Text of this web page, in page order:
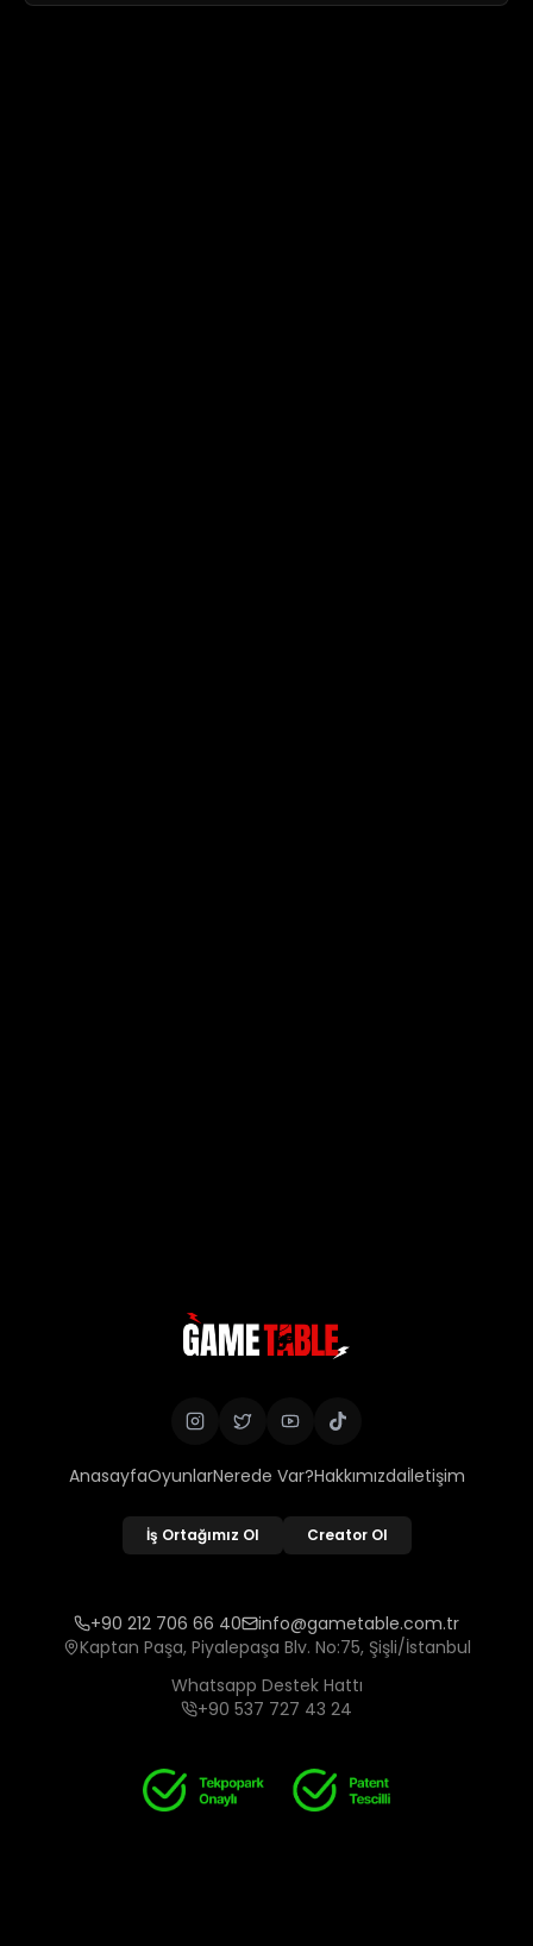
AnasayfaOyunlarNerede Var?Hakkımızdaİletişim
İş Ortağımız Ol Creator Ol
+90 212 706 66 40
info@gametable.com.tr
Kaptan Paşa, Piyalepaşa Blv. No:75, Şişli/İstanbul
Whatsapp Destek Hattı
+90 537 727 43 24